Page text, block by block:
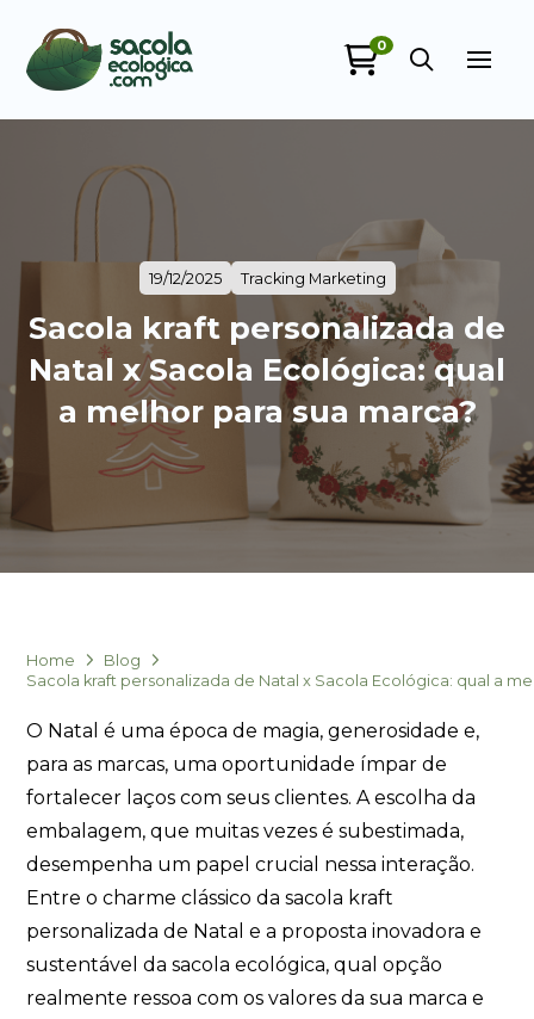
0
19/12/2025 Tracking Marketing
Sacola kraft personalizada de
Natal x Sacola Ecológica: qual
a melhor para sua marca?
Home
Blog
Sacola kraft personalizada de Natal x Sacola Ecológica: qual a
O Natal é uma época de magia, generosidade e,
para as marcas, uma oportunidade ímpar de
fortalecer laços com seus clientes. A escolha da
embalagem, que muitas vezes é subestimada,
desempenha um papel crucial nessa interação.
Entre o charme clássico da sacola kraft
personalizada de Natal e a proposta inovadora e
sustentável da sacola ecológica, qual opção
realmente ressoa com os valores da sua marca e